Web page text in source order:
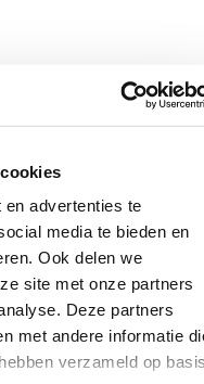
advertenties te
media te bieden en
Ook delen we
site met onze partners
Deze partners
met andere informatie
verzameld op